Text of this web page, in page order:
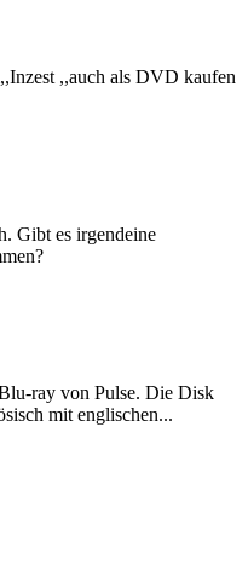
,,auch als DVD kaufen
Gibt es irgendeine
ray von Pulse. Die Disk
mit englischen...